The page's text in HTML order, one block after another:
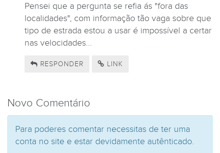
Pensei que a pergunta se refia ás "fora das
localidades", com informação tão vaga sobre que
tipo de estrada estou a usar é impossível a certar
nas velocidades...
RESPONDER LINK
Novo Comentário
Para poderes comentar necessitas de ter uma
conta no site e estar devidamente autênticado.